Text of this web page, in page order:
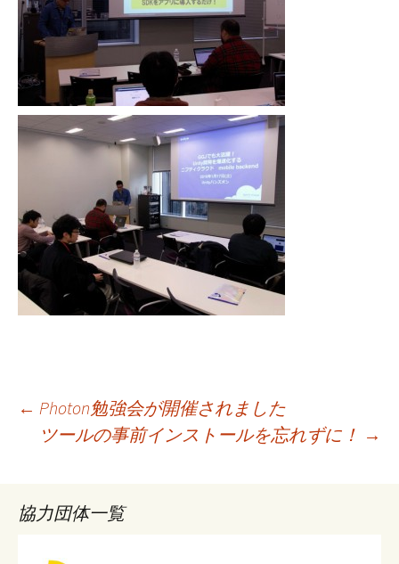
投
ナ
← Photon勉強会が開催されました
ツールの事前インストールを忘れずに！ →
協力団体一覧